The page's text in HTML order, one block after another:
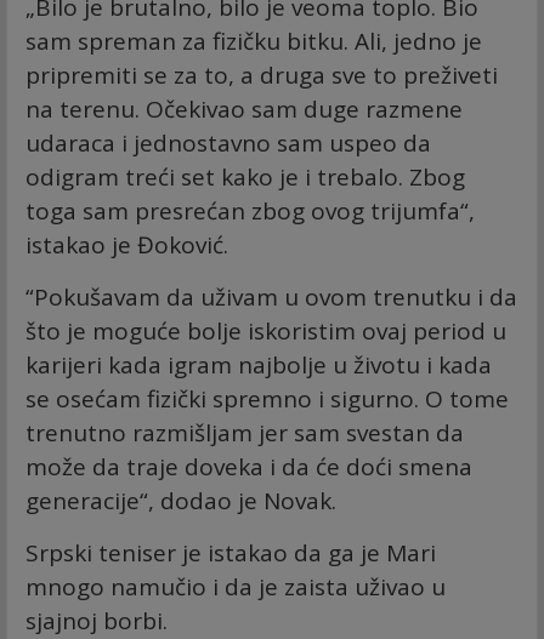
„Bilo je brutalno, bilo je veoma toplo. Bio
sam spreman za fizičku bitku. Ali, jedno je
pripremiti se za to, a druga sve to preživeti
na terenu. Očekivao sam duge razmene
udaraca i jednostavno sam uspeo da
odigram treći set kako je i trebalo. Zbog
toga sam presrećan zbog ovog trijumfa“,
istakao je Đoković.
“Pokušavam da uživam u ovom trenutku i da
što je moguće bolje iskoristim ovaj period u
karijeri kada igram najbolje u životu i kada
se osećam fizički spremno i sigurno. O tome
trenutno razmišljam jer sam svestan da
može da traje doveka i da će doći smena
generacije“, dodao je Novak.
Srpski teniser je istakao da ga je Mari
mnogo namučio i da je zaista uživao u
sjajnoj borbi.